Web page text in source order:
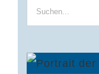
Suche
nach: